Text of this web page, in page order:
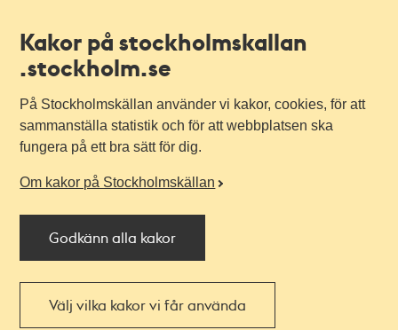
Kakor på stockholmskallan
.stockholm.se
På Stockholmskällan använder vi kakor, cookies, för att
sammanställa statistik och för att webbplatsen ska
fungera på ett bra sätt för dig.
Om kakor på Stockholmskällan
Godkänn alla kakor
Välj vilka kakor vi får använda